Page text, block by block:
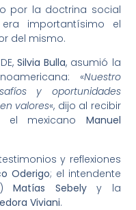
por la doctrina social
importantísimo el
del mismo.
Silvia Bulla, asumió la
«Nuestro
y oportunidades
valores«, dijo al recibir
el mexicano Manuel
y reflexiones
Oderigo; el intendente
Matías Sebelyy la
Viviani.